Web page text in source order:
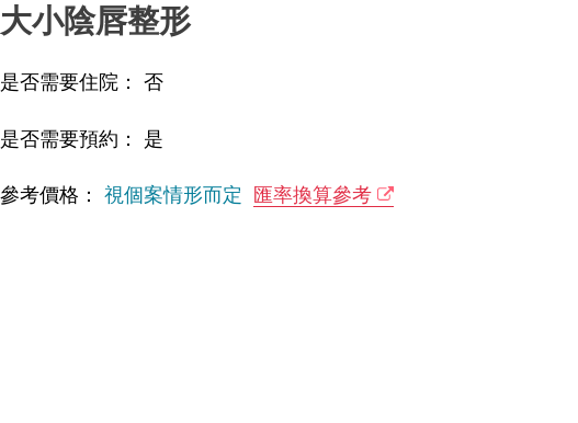
大小陰唇整形
是否需要住院： 否
是否需要預約： 是
參考價格： 視個案情形而定 匯率換算參考